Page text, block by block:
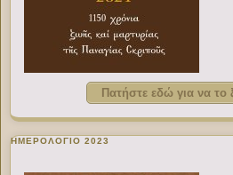
Πατήστε εδώ για να το
ΗΜΕΡΟΛΟΓΙΟ 2023